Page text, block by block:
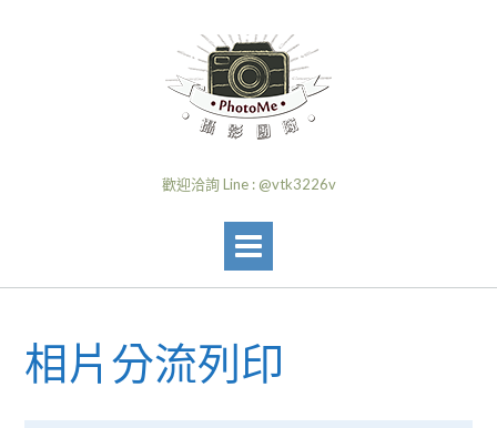
歡迎洽詢 Line : @vtk3226v
相片分流列印